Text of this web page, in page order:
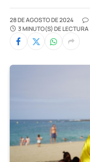
28 DE AGOSTO DE 2024
3 MINUTO(S) DE LECTURA